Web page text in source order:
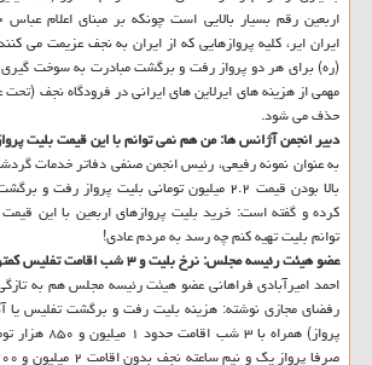
اربعین رقم بسیار بالایی است چونكه بر مبنای اعلام عباس
ایران ایر، كلیه پروازهایی كه از ایران به نجف عزیمت می
(ره) برای هر دو پرواز رفت و برگشت مبادرت به سوخت
مهمی از هزینه های ایرلاین های ایرانی در فرودگاه نجف
حذف می شود.
دبیر انجمن آژانس ها: من هم نمی توانم با این قیمت بلیت
به عنوان نمونه رفیعی، رئیس انجمن صنفی دفاتر خدمات
بالا بودن قیمت ۲.۲ میلیون تومانی بلیت پرواز
كرده و گفته است: خرید بلیت پروازهای اربعین با این
توانم بلیت تهیه كنم چه رسد به مردم عادی!
عضو هیئت رئیسه مجلس: نرخ بلیت و ۳ شب اقامت تفلیس كمتر از پرواز نجف
احمد امیرآبادی فراهانی عضو هیئت رئیسه مجلس هم به
پرواز) همراه با